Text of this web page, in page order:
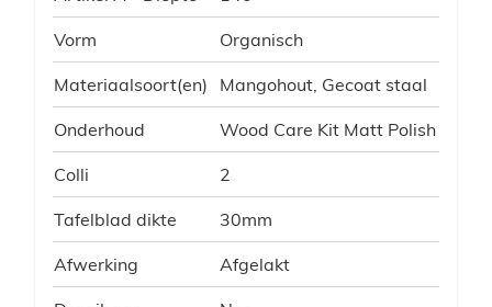
Vorm Organisch
Materiaalsoort(en) Mangohout, Gecoat staal
Onderhoud Wood Care Kit Matt Polish
Colli 2
Tafelblad dikte 30mm
Afwerking Afgelakt